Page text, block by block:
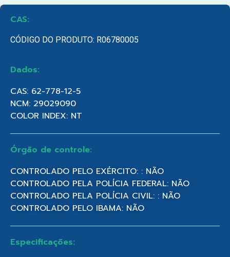
CAS:
CÓDIGO DO PRODUTO: R06780005
Dados:
CAS: 62-778-12-5
NCM: 29029090
COLOR INDEX: NT
Órgão de controle:
CONTROLADO PELO EXÉRCITO: : NÃO
CONTROLADO PELA POLÍCIA FEDERAL: NÃO
CONTROLADO PELA POLÍCIA CIVIL: : NÃO
CONTROLADO PELO IBAMA: NÃO
Especificações: